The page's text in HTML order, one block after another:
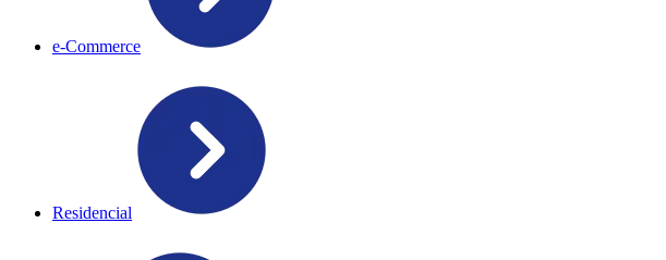
e-Commerce
Residencial